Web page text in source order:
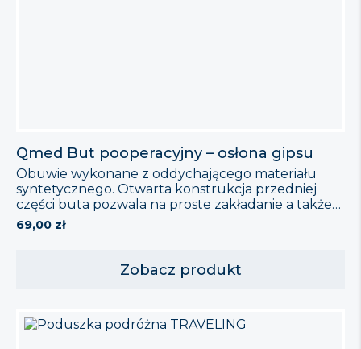
Qmed But pooperacyjny – osłona gipsu
69,00 zł
Obuwie wykonane z oddychającego materiału
syntetycznego. Otwarta konstrukcja przedniej
części buta pozwala na proste zakładanie a także
zapewnia dopływ powietrza do stopy. Sztywny
zapiętek, prawidłowo utrzymuje stopę w pozycji.
dopasować tęgość buta i zapięcie do
indywidualnych potrzeb użytkownika. But może
Zobacz produkt